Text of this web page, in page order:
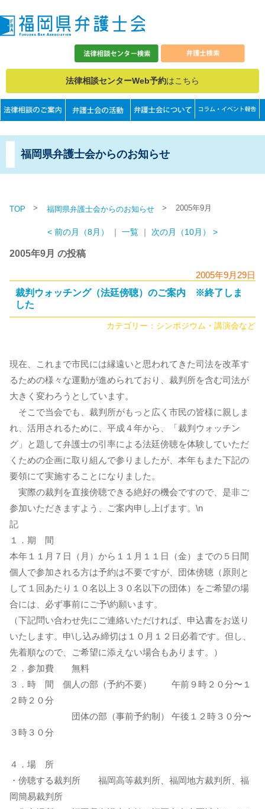
法律相談センターWeb予約はこちら
福岡県弁護士会からのお知らせ
TOP > 福岡県弁護士会からのお知らせ > 2005年9月
< 前の月（8月） ｜ 一覧 ｜ 次の月（10月） >
2005年9月 の投稿
2005年9月29日
裁判ウォッチング（法廷傍聴）のご案内 ※終了しま
した
カテゴリー： シンポジウム・講演会など
現在、これまで市民には縁遠いと思われてきた司法を改革す
るための様々な運動が進められており、裁判所を含む司法が
大きく変わろうとしています。
そこで当会でも、裁判所がもっと広く市民の皆様に親しま
れ、活用されるために、平成４年から、「裁判ウォッチン
グ」と題して弁護士の引率による法廷傍聴を体験していただ
くための企画に取り組んで参りましたが、本年もまた下記の
要領にて実施することになりました。
実際の裁判を直接傍聴できる絶好の機会ですので、是非ご
参加いただきますよう、ご案内申し上げます。\n
記
１．期 間
本年１１月７日（月）から１１月１１日（金）までの５日間
個人で参加される方は予約は不要ですが、団体傍聴（原則と
して１回あたり１０名以上３０名以下の団体）をご希望の場
合には、必ず事前にご予\約願います。
（下記問い合わせ先にご連絡いただければ、申込書をお送り
いたします。申\し込み締切は１０月１２日必着です。但し、
先着順なので、ご希望に添えない場合もあります。）
２．参加費 無料
３．時 間 個人の部（予約不要） 午前９時２０分〜１
２時２０分
団体の部（事前予約制） 午後１２時３０分〜
３時３０分
４．場 所
・傍聴する裁判所 福岡高等裁判所、福岡地方裁判所、福
岡簡易裁判所